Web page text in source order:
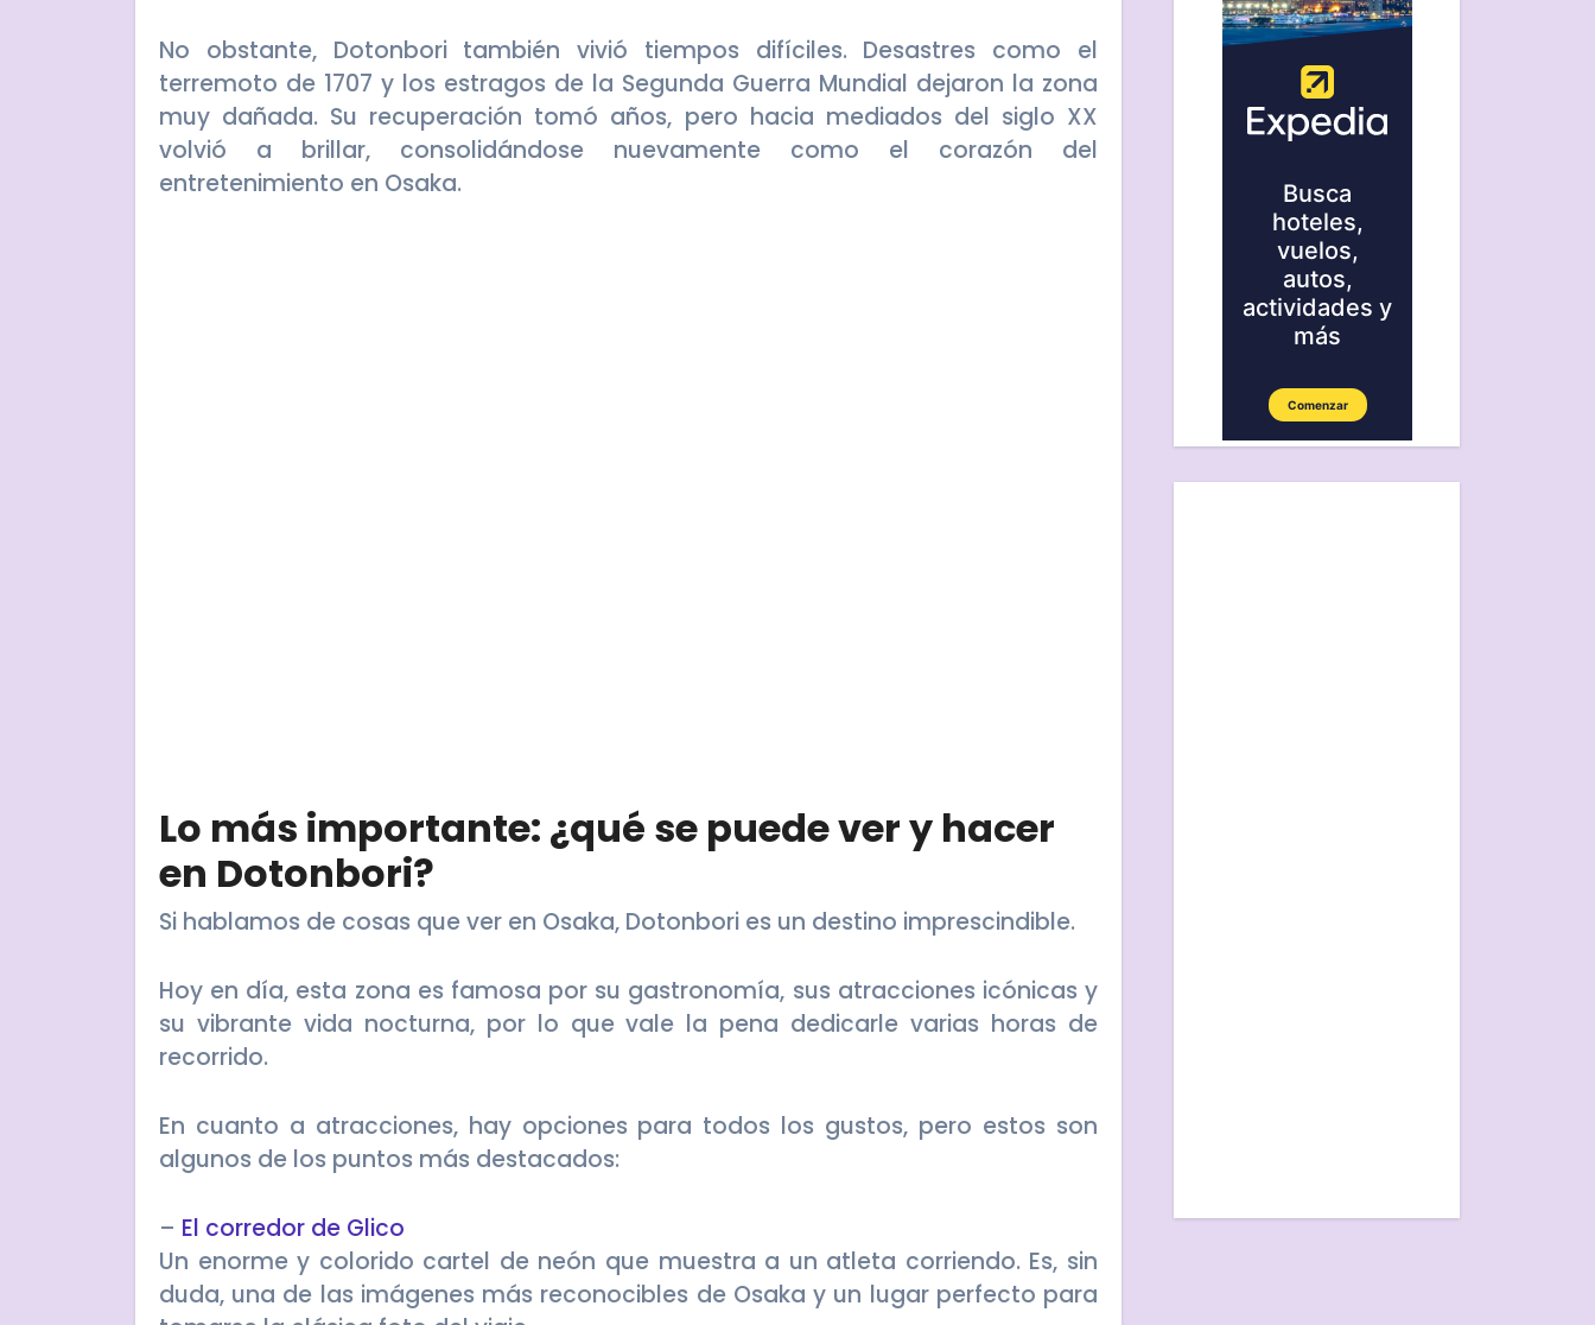
No obstante, Dotonbori también vivió tiempos difíciles. Desastres como el
terremoto de 1707 y los estragos de la Segunda Guerra Mundial dejaron la zona
muy dañada. Su recuperación tomó años, pero hacia mediados del siglo XX
volvió a brillar, consolidándose nuevamente como el corazón del
entretenimiento en Osaka.
Lo más importante: ¿qué se puede ver y hacer
en Dotonbori?
Si hablamos de cosas que ver en Osaka, Dotonbori es un destino imprescindible.
Hoy en día, esta zona es famosa por su gastronomía, sus atracciones icónicas y
su vibrante vida nocturna, por lo que vale la pena dedicarle varias horas de
recorrido.
En cuanto a atracciones, hay opciones para todos los gustos, pero estos son
algunos de los puntos más destacados:
– El corredor de Glico
Un enorme y colorido cartel de neón que muestra a un atleta corriendo. Es, sin
duda, una de las imágenes más reconocibles de Osaka y un lugar perfecto para